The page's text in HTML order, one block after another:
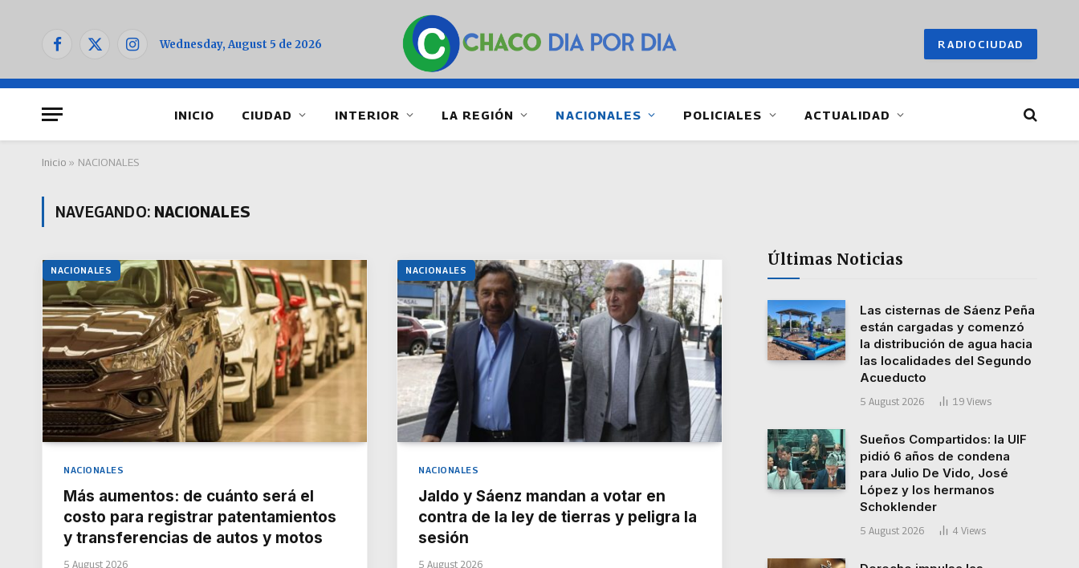
Facebook
X
InstagramWednesday, August 5 de 2026 RADIOCIUDAD
INICIO CIUDAD INTERIOR LA REGIÓN NACIONALES POLICIALES ACTUALIDAD
Inicio » NACIONALES
NAVEGANDO: NACIONALES
NACIONALES
NACIONALES
Más aumentos: de cuánto será el
costo para registrar patentamientos
y transferencias de autos y motos
5 August 2026
NACIONALES
NACIONALES
Jaldo y Sáenz mandan a votar en
contra de la ley de tierras y peligra la
sesión
5 August 2026
Últimas Noticias
Las cisternas de Sáenz Peña
están cargadas y comenzó
la distribución de agua hacia
las localidades del Segundo
Acueducto
5 August 2026 19 Views
Sueños Compartidos: la UIF
pidió 6 años de condena
para Julio De Vido, José
López y los hermanos
Schoklender
5 August 2026 4 Views